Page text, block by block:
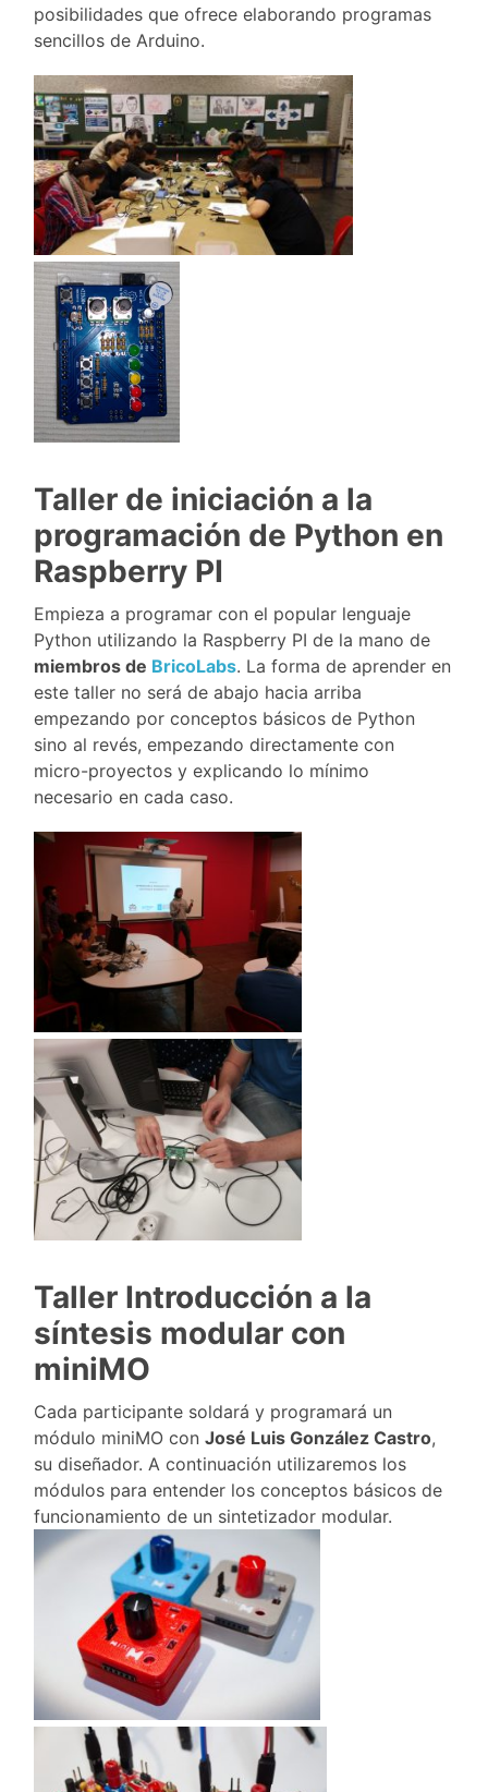
posibilidades que ofrece elaborando programas
sencillos de Arduino.
Taller de iniciación a la
programación de Python en
Raspberry PI
Empieza a programar con el popular lenguaje
Python utilizando la Raspberry PI de la mano de
miembros de BricoLabs. La forma de aprender en
este taller no será de abajo hacia arriba
empezando por conceptos básicos de Python
sino al revés, empezando directamente con
micro-proyectos y explicando lo mínimo
necesario en cada caso.
Taller Introducción a la
síntesis modular con
miniMO
Cada participante soldará y programará un
módulo miniMO conJosé Luis González Castro,
su diseñador. A continuación utilizaremos los
módulos para entender los conceptos básicos de
funcionamiento de un sintetizador modular.